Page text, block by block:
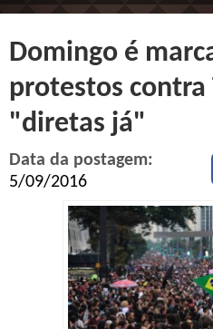
Domingo é
protestos contra
"diretas já"
Data da postagem:
5/09/2016